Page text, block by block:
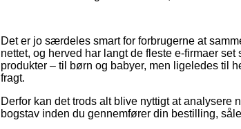
Det er jo særdeles smart for forbrugerne at
nettet, og herved har langt de fleste e-firmaer
produkter – til børn og babyer, men ligeledes til
fragt.
Derfor kan det trods alt blive nyttigt at analysere
bogstav inden du gennemfører din bestilling,